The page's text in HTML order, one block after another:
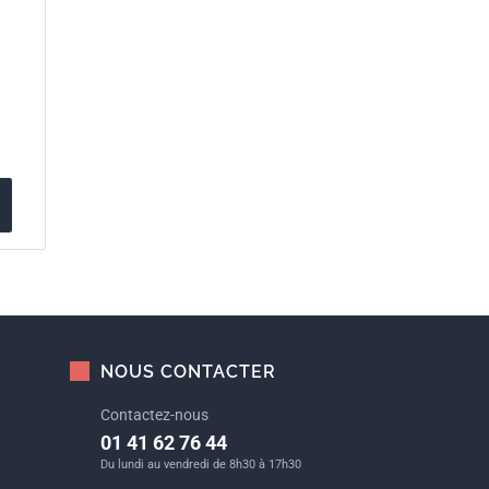
NOUS CONTACTER
Contactez-nous
01 41 62 76 44
Du lundi au vendredi de 8h30 à 17h30